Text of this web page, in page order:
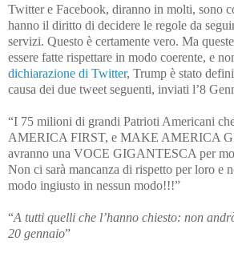
Twitter e Facebook, diranno in molti, sono
hanno il diritto di decidere le regole da
servizi. Questo è certamente vero. Ma
essere fatte rispettare in modo coerente, e
dichiarazione di Twitter, Trump è stato
causa dei due tweet seguenti, inviati l’8
“I 75 milioni di grandi Patrioti Americani
AMERICA FIRST, e MAKE AMERICA
avranno una VOCE GIGANTESCA per
Non ci sarà mancanza di rispetto per loro e
modo ingiusto in nessun modo!!!”
“A tutti quelli che l’hanno chiesto: non
20 gennaio”